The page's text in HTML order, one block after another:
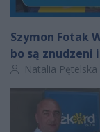
Szymon Fotak
bo są
Autor artykułu:
Natalia Pętelska